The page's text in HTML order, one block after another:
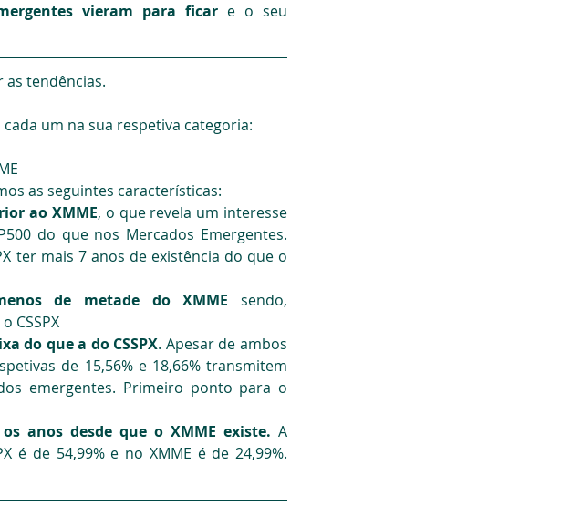
vieram para ficar e o seu
tendências.
um na sua respetiva categoria:
as seguintes características:
ao XMME, o que revela um interesse
do que nos Mercados Emergentes.
ter mais 7 anos de existência do que o
de metade do XMME sendo,
CSSPX
do que a do CSSPX. Apesar de ambos
de 15,56% e 18,66% transmitem
emergentes. Primeiro ponto para o
anos desde que o XMME existe. A
é de 54,99% e no XMME é de 24,99%.